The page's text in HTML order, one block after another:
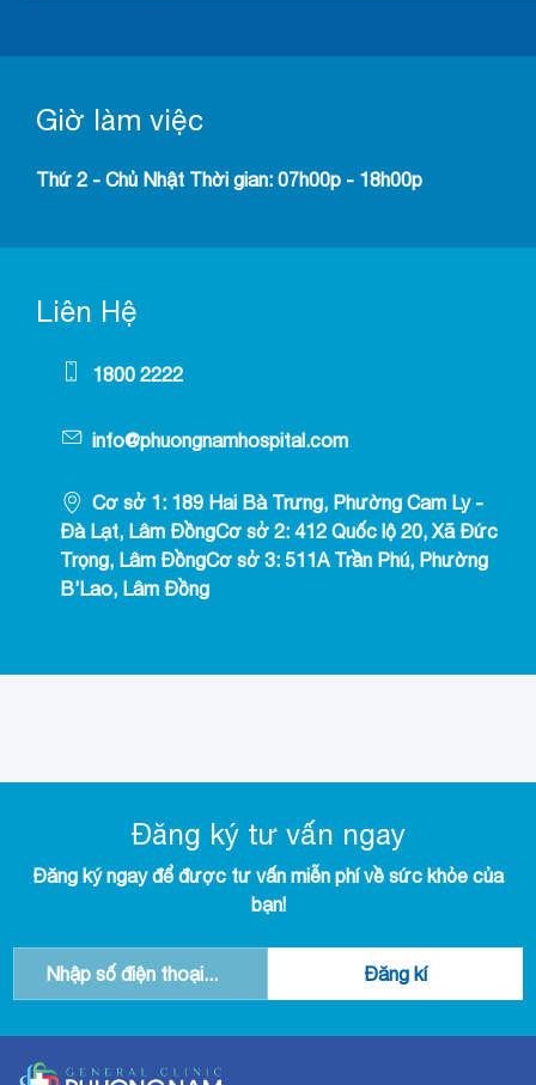
Giờ làm việc
Thứ 2 - Chủ Nhật Thời gian: 07h00p - 18h00p
Liên Hệ
1800 2222
info@phuongnamhospital.com
Cơ sở 1: 189 Hai Bà Trưng, Phường Cam Ly -
Đà Lạt, Lâm ĐồngCơ sở 2: 412 Quốc lộ 20, Xã Đức
Trọng, Lâm ĐồngCơ sở 3: 511A Trần Phú, Phường
B’Lao, Lâm Đồng
Đăng ký tư vấn ngay
Đăng ký ngay để được tư vấn miễn phí về sức khỏe của
bạn!